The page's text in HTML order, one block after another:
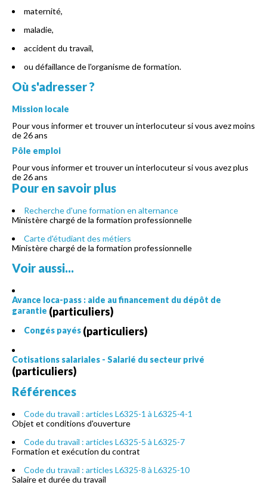
maternité,
maladie,
accident du travail,
ou défaillance de l'organisme de formation.
Où s'adresser ?
Mission locale
Pour vous informer et trouver un interlocuteur si vous avez moins
de 26 ans
Pôle emploi
Pour vous informer et trouver un interlocuteur si vous avez plus
de 26 ans
Pour en savoir plus
Recherche d'une formation en alternance
Ministère chargé de la formation professionnelle
Carte d'étudiant des métiers
Ministère chargé de la formation professionnelle
Voir aussi...
Avance loca-pass : aide au financement du dépôt de
garantie (particuliers)
Congés payés (particuliers)
Cotisations salariales - Salarié du secteur privé
(particuliers)
Références
Code du travail : articles L6325-1 à L6325-4-1
Objet et conditions d'ouverture
Code du travail : articles L6325-5 à L6325-7
Formation et exécution du contrat
Code du travail : articles L6325-8 à L6325-10
Salaire et durée du travail